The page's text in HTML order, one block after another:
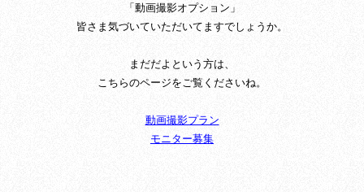
「動画撮影オプション」
皆さま気づいていただいてますでしょうか。
まだだよという方は、
こちらのページをご覧くださいね。
動画撮影プラン
モニター募集